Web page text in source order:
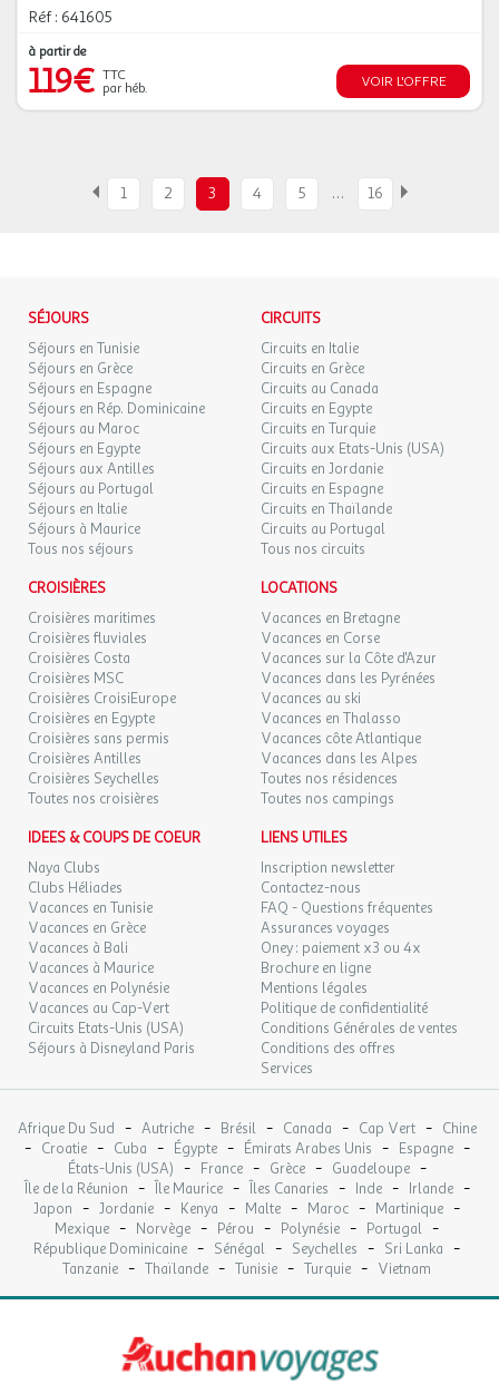
Réf : 641605
à partir de
119€ TTC
par héb.
VOIR L'OFFRE
1 2 3 4 5 … 16
SÉJOURS
Séjours en Tunisie
Séjours en Grèce
Séjours en Espagne
Séjours en Rép. Dominicaine
Séjours au Maroc
Séjours en Egypte
Séjours aux Antilles
Séjours au Portugal
Séjours en Italie
Séjours à Maurice
Tous nos séjours
CIRCUITS
Circuits en Italie
Circuits en Grèce
Circuits au Canada
Circuits en Egypte
Circuits en Turquie
Circuits aux Etats-Unis (USA)
Circuits en Jordanie
Circuits en Espagne
Circuits en Thaïlande
Circuits au Portugal
Tous nos circuits
CROISIÈRES
Croisières maritimes
Croisières fluviales
Croisières Costa
Croisières MSC
Croisières CroisiEurope
Croisières en Egypte
Croisières sans permis
Croisières Antilles
Croisières Seychelles
Toutes nos croisières
LOCATIONS
Vacances en Bretagne
Vacances en Corse
Vacances sur la Côte d'Azur
Vacances dans les Pyrénées
Vacances au ski
Vacances en Thalasso
Vacances côte Atlantique
Vacances dans les Alpes
Toutes nos résidences
Toutes nos campings
IDEES & COUPS DE COEUR
Naya Clubs
Clubs Héliades
Vacances en Tunisie
Vacances en Grèce
Vacances à Bali
Vacances à Maurice
Vacances en Polynésie
Vacances au Cap-Vert
Circuits Etats-Unis (USA)
Séjours à Disneyland Paris
LIENS UTILES
Inscription newsletter
Contactez-nous
FAQ - Questions fréquentes
Assurances voyages
Oney : paiement x3 ou 4x
Brochure en ligne
Mentions légales
Politique de confidentialité
Conditions Générales de ventes
Conditions des offres
Services
Afrique Du Sud - Autriche - Brésil - Canada - Cap Vert - Chine
- Croatie - Cuba - Égypte - Émirats Arabes Unis - Espagne -
États-Unis (USA) - France - Grèce - Guadeloupe -
Île de la Réunion - Île Maurice - Îles Canaries - Inde - Irlande -
Japon - Jordanie - Kenya - Malte - Maroc - Martinique -
Mexique - Norvège - Pérou - Polynésie - Portugal -
République Dominicaine - Sénégal - Seychelles - Sri Lanka -
Tanzanie - Thaïlande - Tunisie - Turquie - Vietnam